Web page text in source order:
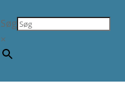
Søg
×